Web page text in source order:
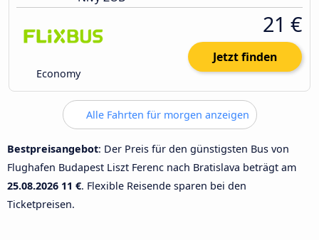
Economy
21 €
Jetzt finden
Alle Fahrten für morgen anzeigen
Bestpreisangebot: Der Preis für den günstigsten Bus von
Flughafen Budapest Liszt Ferenc nach Bratislava beträgt am
25.08.2026 11 €. Flexible Reisende sparen bei den
Ticketpreisen.